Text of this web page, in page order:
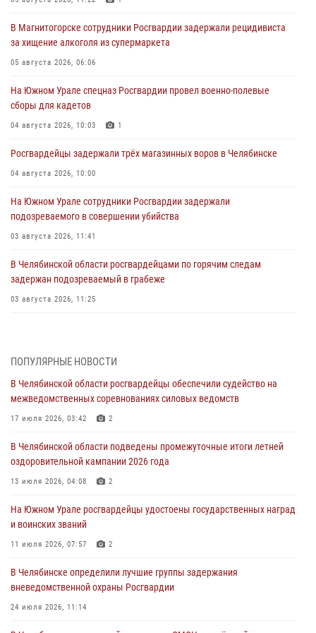
В Магнитогорске сотрудники Росгвардии задержали рецидивиста
за хищение алкоголя из супермаркета
05 августа 2026, 06:06
На Южном Урале спецназ Росгвардии провел военно-полевые
сборы для кадетов
04 августа 2026, 10:03 1
Росгвардейцы задержали трёх магазинных воров в Челябинске
04 августа 2026, 10:00
На Южном Урале сотрудники Росгвардии задержали
подозреваемого в совершении убийства
03 августа 2026, 11:41
В Челябинской области росгвардейцами по горячим следам
задержан подозреваемый в грабеже
03 августа 2026, 11:25
03 августа 2026, 09:22 1
Авиация Росгвардии совершила более 250 санитарных вылетов в
Донецкой Народной Республике
31 июля 2026, 11:33
Росгвардия обеспечивает безопасность граждан на южном
направлении
31 июля 2026, 11:32
В Уральском округе Росгвардии состоялось заседание
оперативного штаба
30 июля 2026, 10:53
ПОПУЛЯРНЫЕ НОВОСТИ
В Челябинской области росгвардейцы обеспечили судейство на
межведомственных соревнованиях силовых ведомств
17 июля 2026, 03:42 2
В Челябинской области подведены промежуточные итоги летней
оздоровительной кампании 2026 года
13 июля 2026, 04:08 2
На Южном Урале росгвардейцы удостоены государственных наград
и воинских званий
11 июля 2026, 07:57 2
В Челябинске определили лучшие группы задержания
вневедомственной охраны Росгвардии
24 июля 2026, 11:14